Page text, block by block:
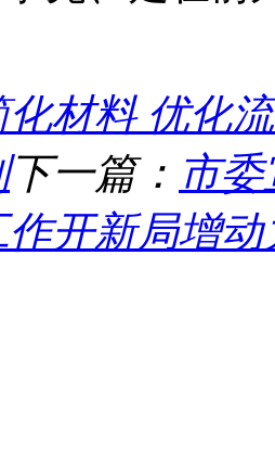
化材料 优化
下一篇： 市
开新局增动